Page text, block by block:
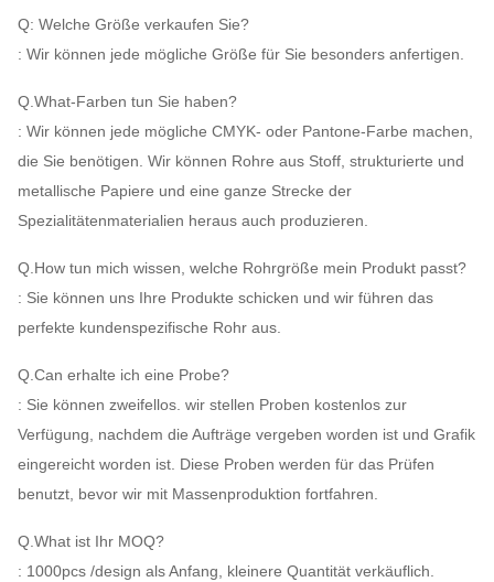
Q: Welche Größe verkaufen Sie?
: Wir können jede mögliche Größe für Sie besonders anfertigen.
Q.What-Farben tun Sie haben?
: Wir können jede mögliche CMYK- oder Pantone-Farbe machen,
die Sie benötigen. Wir können Rohre aus Stoff, strukturierte und
metallische Papiere und eine ganze Strecke der
Spezialitätenmaterialien heraus auch produzieren.
Q.How tun mich wissen, welche Rohrgröße mein Produkt passt?
: Sie können uns Ihre Produkte schicken und wir führen das
perfekte kundenspezifische Rohr aus.
Q.Can erhalte ich eine Probe?
: Sie können zweifellos. wir stellen Proben kostenlos zur
Verfügung, nachdem die Aufträge vergeben worden ist und Grafik
eingereicht worden ist. Diese Proben werden für das Prüfen
benutzt, bevor wir mit Massenproduktion fortfahren.
Q.What ist Ihr MOQ?
: 1000pcs /design als Anfang, kleinere Quantität verkäuflich.